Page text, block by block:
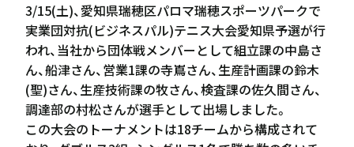
3/15(土)、愛知県瑞穂区パロマ瑞穂スポーツパークで
実業団対抗(ビジネスパル)テニス大会愛知県予選が行
われ、当社から団体戦メンバーとして組立課の中島さ
ん、船津さん、営業1課の寺嶌さん、生産計画課の鈴木
(聖)さん、生産技術課の牧さん、検査課の佐久間さん、
調達部の村松さんが選手として出場しました。
この大会のトーナメントは18チームから構成されて